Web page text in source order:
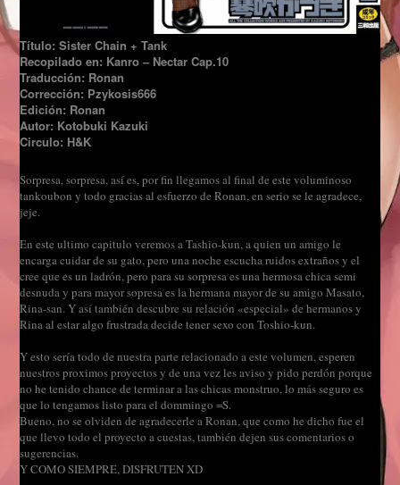
Título: Sister Chain + Tank
Recopilado en: Kanro – Nectar Cap.10
Traducción: Ronan
Corrección: Pzykosis666
Edición: Ronan
Autor: Kotobuki Kazuki
Circulo: H&K
Sorpresa, sorpresa, así es, por fin llegamos al final de este voluminoso
tankoubon y todo gracias al esfuerzo de Ronan, en serio se le agradece,
jeje.
En este ultimo capitulo veremos a Tashio-kun, a quien un amigo le
encarga cuidar de su gato, pero una noche escucha ruidos extraños y el
cree que es un ladrón, pero para su sorpresa es una hermosa chica semi
desnuda y para mayor sopresa es la hermana mayor de su amigo Masato,
Rina-san. Y así también descubre su relación «especial» de hermanos y
Rina al estar algo frustrada decide tener sexo con Toshio-kun.
Y esto sería todo de nuestra parte relacionado a este volumen, esperen
nuestros proximos proyectos y de una vez les aviso y pido perdón porque
no he tenido chance de terminar a las chicas monstruo, lo más seguro es
que lo tengamos listo para el dommingo =S.
Bueno, no se olviden de agradecerle a Ronan, que como he dicho fue el
que llevo todo el proyecto a cuestas, también dejen sus comentarios o
sugerencias.
Y COMO SIEMPRE, DISFRUTEN XD